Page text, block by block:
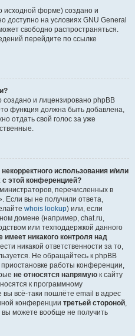
исходной форме) создано и
доступно на условиях GNU General
свободно распространяться.
перейдите по ссылке
и лицензировано phpBB
функция должна быть добавлена,
отдать свой голос за уже
использования и/или
этой конференцией?
перечисленных в
Если вы не получили ответа,
whois lookup) или, если
домене (например, chat.ru,
или техподдержкой данного
имеет никакого контроля над
никакой ответственности за то,
Не обращайтесь к phpBB
работы конференции,
не относятся напрямую к сайту
к программному
всё-таки пошлёте email в адрес
конференции третьей стороной,
можете вообще не получить